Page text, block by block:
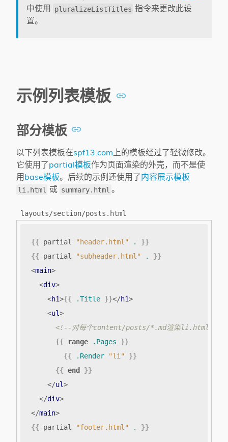
中使用
pluralizeListTitles 指令来更改此设
置。
示例列表模板
部分模板
以下列表模板在spf13.com上的模板经过了轻微修改。
它使用了partial模板作为页面渲染的外壳，而不是使
用 base模板。后续的示例还使用了内容展示模板
li.html 或 summary.html 。
layouts/section/posts.html
{{ partial "header.html" .
}}
{{
partial "subheader.html" .
}}
<main>
<div>
<h1>{{ .Title }}</h1>
<ul>
<!--对每个content/posts/*.md渲染li.html文件
{{
range .Pages
}}
{{
.Render "li"
}}
{{ end
}}
</ul>
</div>
</main>
{{
partial "footer.html" . }}